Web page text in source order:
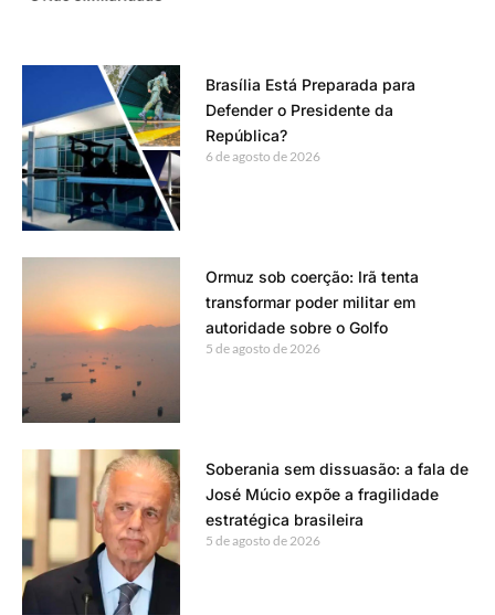
Brasília Está Preparada para
Defender o Presidente da
República?
6 de agosto de 2026
Ormuz sob coerção: Irã tenta
transformar poder militar em
autoridade sobre o Golfo
5 de agosto de 2026
Soberania sem dissuasão: a fala de
José Múcio expõe a fragilidade
estratégica brasileira
5 de agosto de 2026